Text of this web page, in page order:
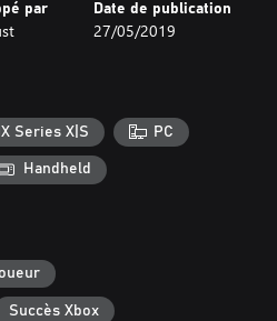
par Date de publication
27/05/2019
Series X|S PC
Handheld
Succès Xbox